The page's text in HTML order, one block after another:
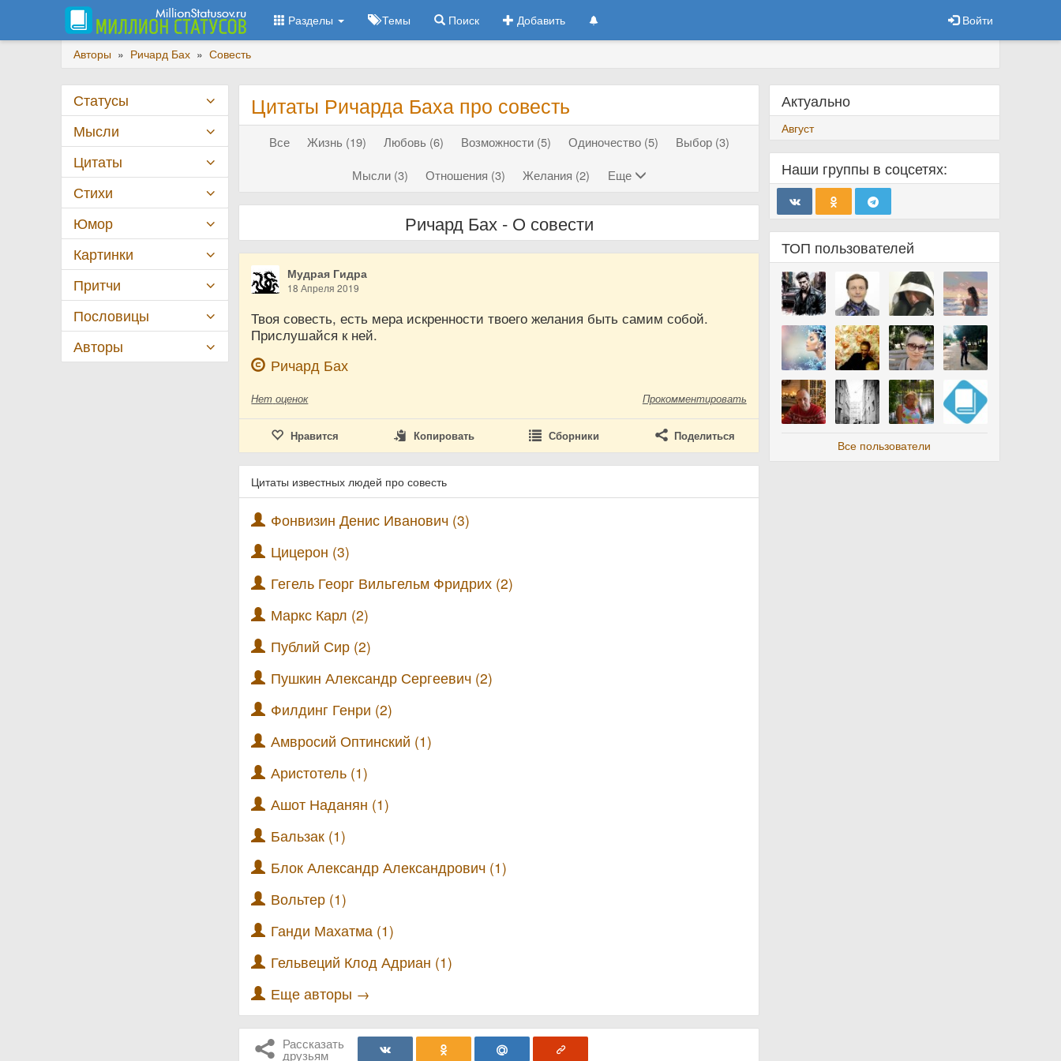
Разделы Темы Поиск Добавить Войти
Авторы » Ричард Бах » Совесть
Цитаты Ричарда Баха про совесть
Все Жизнь (19) Любовь (6) Возможности (5) Одиночество (5)
Выбор (3)
Мысли (3)
Отношения (3) Желания (2) Еще
Ричард Бах - О совести
Мудрая Гидра
18 Апреля 2019
Твоя совесть, есть мера искренности твоего желания быть самим собой.
Прислушайся к ней.
Ричард Бах
Нет оценок Прокомментировать
Нравится Копировать Сборники Поделиться
Цитаты известных людей про совесть
Фонвизин Денис Иванович (3)
Цицерон (3)
Гегель Георг Вильгельм Фридрих (2)
Маркс Карл (2)
Публий Сир (2)
Пушкин Александр Сергеевич (2)
Филдинг Генри (2)
Амвросий Оптинский (1)
Аристотель (1)
Ашот Наданян (1)
Бальзак (1)
Блок Александр Александрович (1)
Вольтер (1)
Ганди Махатма (1)
Гельвеций Клод Адриан (1)
Еще авторы →
Рассказать
друзьям
Актуально
Август
Наши группы в соцсетях:
ТОП пользователей
Все пользователи
Статусы
Мысли
Цитаты
Стихи
Юмор
Картинки
Притчи
Пословицы
Авторы